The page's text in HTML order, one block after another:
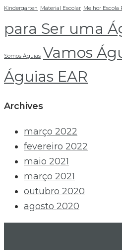
Kindergarten Material Escolar Melhor Escola
para Ser uma
Somos Águias Vamos
Águias EAR
Archives
março 2022
fevereiro 2022
maio 2021
março 2021
outubro 2020
agosto 2020